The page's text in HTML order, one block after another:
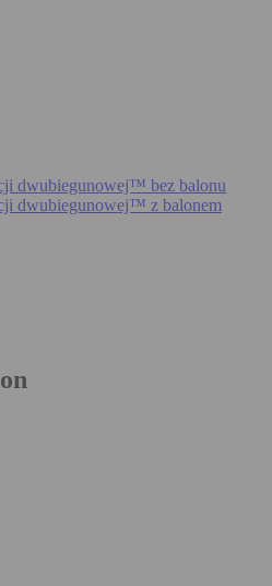
dwubiegunowej™ bez balonu
dwubiegunowej™ z balonem